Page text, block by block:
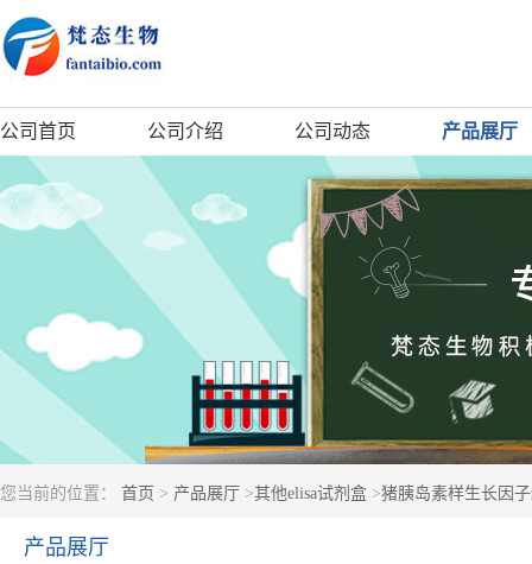
公司首页 公司介绍 公司动态 产品展厅
您当前的位置： 首页 > 产品展厅 >其他elisa试剂盒 >猪胰岛素样生长因
产品展厅